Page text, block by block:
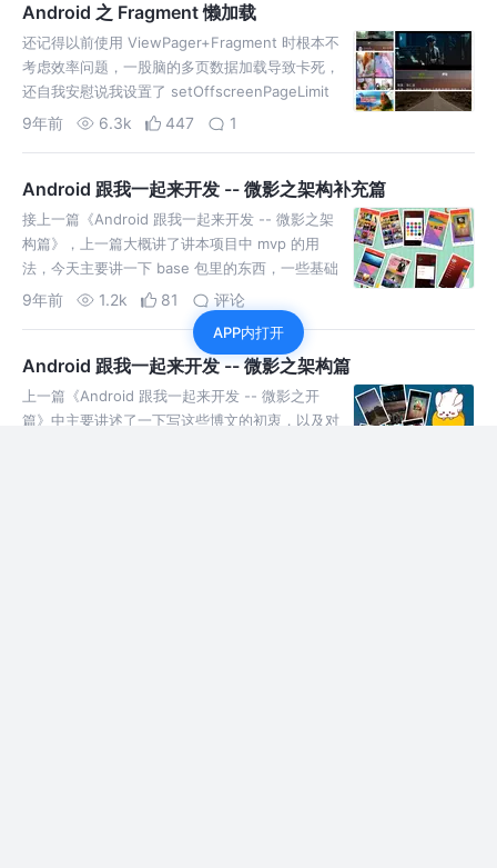
Android 之 Fragment 懒加载
还记得以前使用 ViewPager+Fragment 时根本不
考虑效率问题，一股脑的多页数据加载导致卡死，
还自我安慰说我设置了 setOffscreenPageLimit
了啊，而实际上跟踪源码我们发现
ViewPager 最少也会加载后一页。为了保证效率
现在都提倡一种懒加载的机制，即只有当前页面为
显示页面才会加载且只加载一次数据（做一次耗时
操作：或网络请求或本地数据）。有同学说我可以
变了 viewpager 的初衷，不够灵活。在实际项目
中我还是建议改造 BaseFragment，利用
setUserVisibleHint，暴露懒加载的方法，根据需
9年前 6.3k 447 1
Android 跟我一起来开发 -- 微影之架构补充篇
接上一篇《Android 跟我一起来开发 -- 微影之架
构篇》，上一篇大概讲了讲本项目中 mvp 的用
法，今天主要讲一下 base 包里的东西，一些基础
类（公用方法的抽取，引用在生命周期的创建销
毁）。当然了之前如果有不懂的地方可以留言。再
次感谢各位大神的无私奉献（ヽ (≧Д≦) ノ）。
9年前 1.2k 81 评论
Android 跟我一起来开发 -- 微影之架构篇
上一篇《Android 跟我一起来开发 -- 微影之开
篇》中主要讲述了一下写这些博文的初衷，以及对
APP内打开